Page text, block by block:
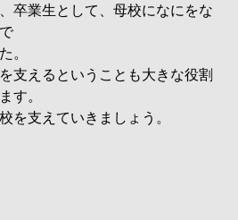
卒業生として、母校になにをな
。
支えるということも大きな役割
す。
を支えていきましょう。